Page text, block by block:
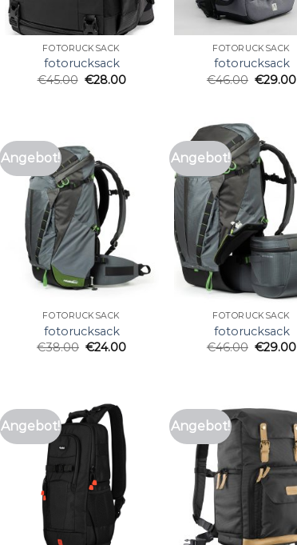
FOTORUCKSACK
fotorucksack
€45.00 €28.00
FOTORUCKSACK
fotorucksack
€46.00 €29.00
Angebot!
FOTORUCKSACK
fotorucksack
€38.00 €24.00
Angebot!
FOTORUCKSACK
fotorucksack
€46.00 €29.00
Angebot! Angebot!